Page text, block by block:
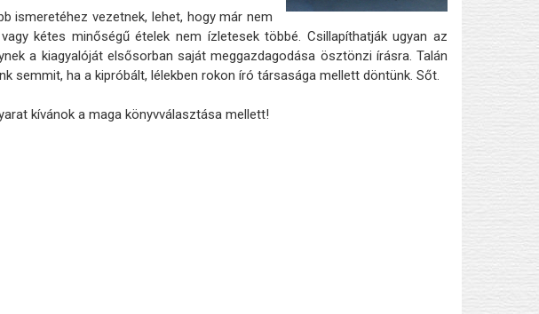
ismeretéhez vezetnek, lehet, hogy már nem
kétes minőségű ételek nem ízletesek többé. Csillapíthatják ugyan az
a kiagyalóját elsősorban saját meggazdagodása ösztönzi írásra. Talán
semmit, ha a kipróbált, lélekben rokon író társasága mellett döntünk. Sőt.
kívánok a maga könyvválasztása mellett!